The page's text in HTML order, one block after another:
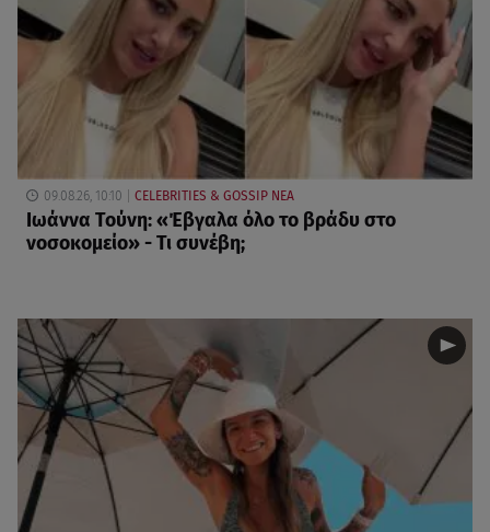
09.08.26, 10:10 CELEBRITIES & GOSSIP ΝΕΑ
Ιωάννα Τούνη: «Έβγαλα όλο το βράδυ στο
νοσοκομείο» - Τι συνέβη;